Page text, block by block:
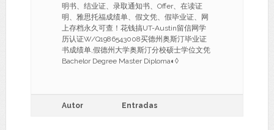
明书、结业证、录取通知书、Offer、在读证
明、雅思托福成绩单、假文凭、假毕业证、网
上存档永久可查！花钱搞UT-Austin留信网学
历认证W/Q1986543008买德州奥斯汀毕业证
书成绩单,假德州大学奥斯汀分校硕士学位文凭
Bachelor Degree Master Diploma◐◊
Autor Entradas